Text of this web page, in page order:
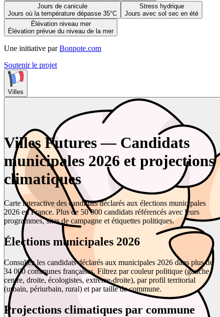
Jours de canicule
Jours où la température dépasse 35°C
Stress hydrique
Jours avec sol sec en été
Élévation niveau mer
Élévation prévue du niveau de la mer
Une initiative par Bonpote.com
Soutenir le projet
Villes
Villes Futures — Candidats
municipales 2026 et projections
climatiques
Carte interactive des candidats déclarés aux élections municipales
2026 en France. Plus de 50 000 candidats référencés avec leurs
programmes, sites de campagne et étiquettes politiques.
Élections municipales 2026
Consultez les candidats déclarés aux municipales 2026 dans plus de
34 000 communes françaises. Filtrez par couleur politique (gauche,
centre, droite, écologistes, extrême-droite), par profil territorial
(urbain, périurbain, rural) et par taille de commune.
Projections climatiques par commune